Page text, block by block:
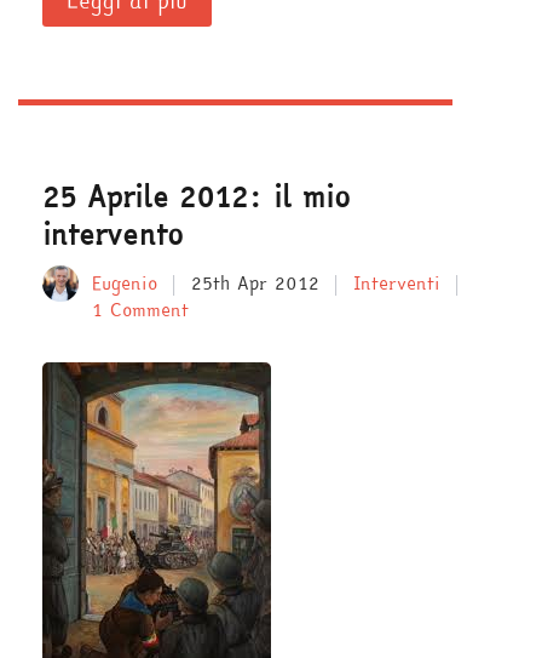
25 Aprile 2012: il mio
intervento
Eugenio 25th Apr 2012
Interventi
1 Comment